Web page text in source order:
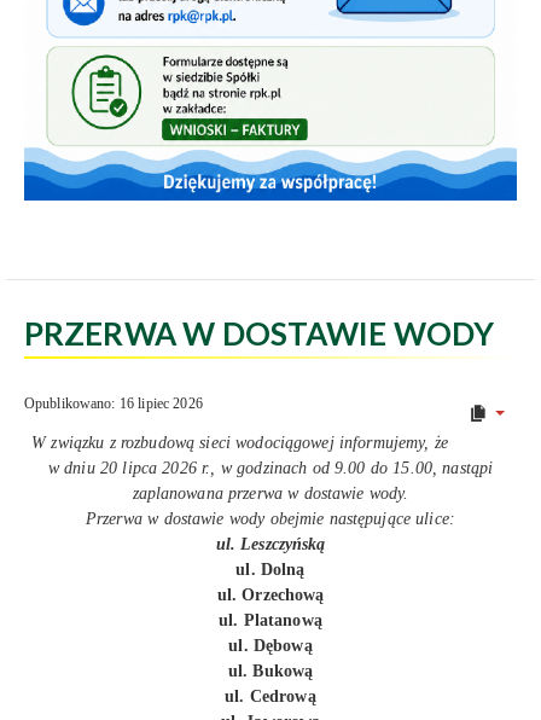
PRZERWA W DOSTAWIE WODY
Opublikowano: 16 lipiec 2026
W związku z rozbudową sieci wodociągowej informujemy, że
w dniu 20 lipca 2026 r., w godzinach od 9.00 do 15.00, nastąpi
zaplanowana przerwa w dostawie wody.
Przerwa w dostawie wody obejmie następujące ulice:
ul. Leszczyńską
ul. Dolną
ul. Orzechową
ul. Platanową
ul. Dębową
ul. Bukową
ul. Cedrową